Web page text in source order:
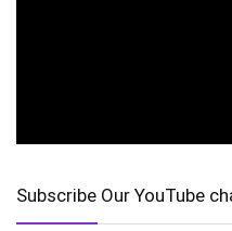
Subscribe Our YouTube